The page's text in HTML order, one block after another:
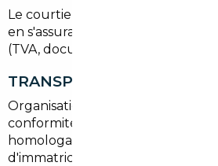
Le courtier négocie le prix et
en s'assurant de la conformité
(TVA, documents originaux).
TRANSPORT ET
Organisation du transport vers
conformité technique (contrôle
homologation si nécessaire) et
d'immatriculation auprès de la